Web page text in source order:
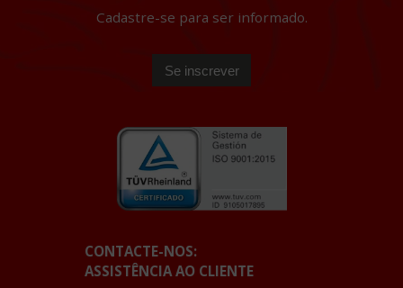
Cadastre-se para ser informado.
CONTACTE-NOS:
ASSISTÊNCIA AO CLIENTE